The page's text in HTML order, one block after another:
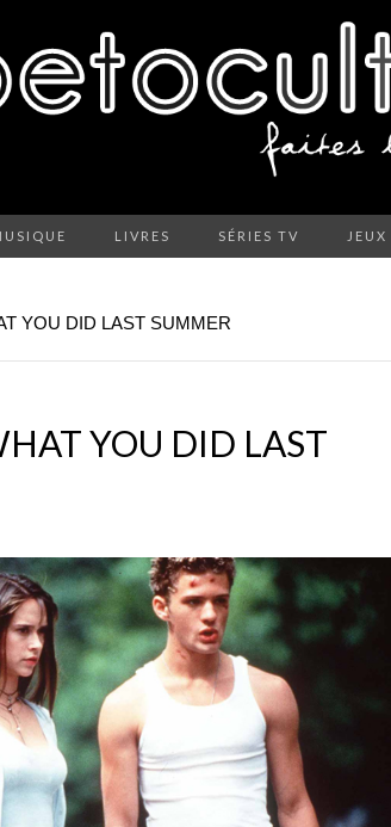
LIVRES SÉRIES TV JEUX
YOU DID LAST SUMMER
YOU DID LAST